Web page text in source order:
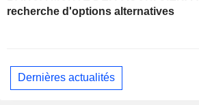
recherche d'options alternatives
Dernières actualités